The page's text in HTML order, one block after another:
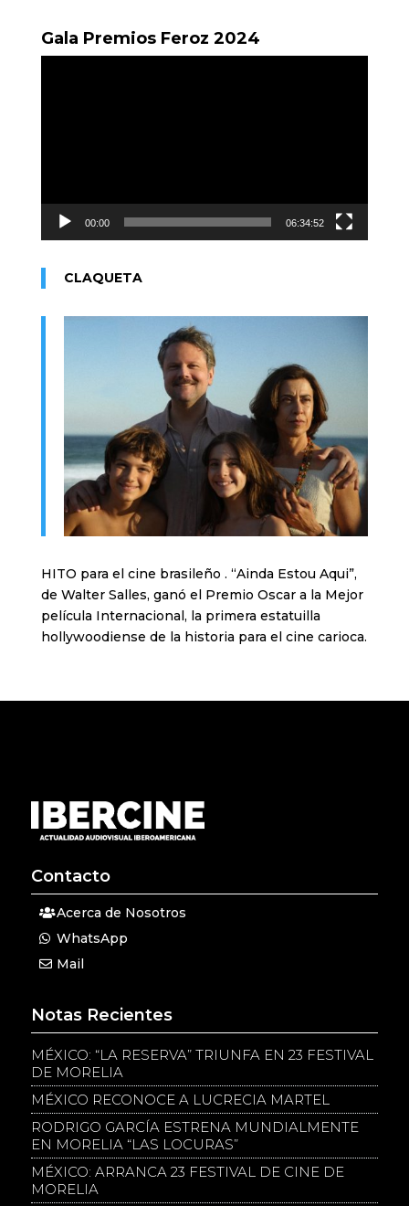
Gala Premios Feroz 2024
00:00 06:34:52
CLAQUETA
HITO para el cine brasileño . “Ainda Estou Aqui”,
de Walter Salles, ganó el Premio Oscar a la Mejor
película Internacional, la primera estatuilla
hollywoodiense de la historia para el cine carioca.
Contacto
Acerca de Nosotros
WhatsApp
Mail
Notas Recientes
MÉXICO: “LA RESERVA” TRIUNFA EN 23 FESTIVAL
DE MORELIA
MÉXICO RECONOCE A LUCRECIA MARTEL
RODRIGO GARCÍA ESTRENA MUNDIALMENTE
EN MORELIA “LAS LOCURAS”
MÉXICO: ARRANCA 23 FESTIVAL DE CINE DE
MORELIA